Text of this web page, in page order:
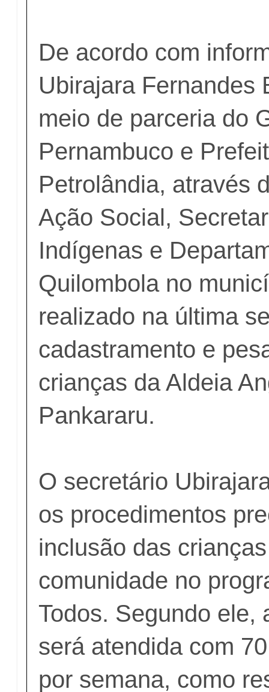
De acordo com
Ubirajara Fernandes
meio de parceria do
Pernambuco e
Petrolândia, através
Ação Social,
Indígenas e
Quilombola no
realizado na última
cadastramento e
crianças da Aldeia
Pankararu.
O secretário
os procedimentos
inclusão das
comunidade no
Todos. Segundo ele,
será atendida com
por semana, como